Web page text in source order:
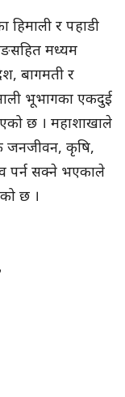
हिमाली र पहाडी
मध्यम
बागमती र
भूभागका एकदुई
छ । महाशाखाले
जनजीवन, कृषि,
पर्न सक्ने भएकाले
छ ।